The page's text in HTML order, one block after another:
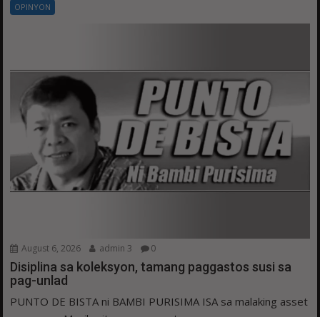
OPINYON
August 6, 2026 admin 3 0
Disiplina sa koleksyon, tamang paggastos susi sa
pag-unlad
PUNTO DE BISTA ni BAMBI PURISIMA ISA sa malaking asset